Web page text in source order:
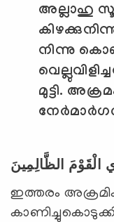
അല്ലാഹു
നിന്നു
മുട്ടി.
الْقَوْمَ الظَّالِمِينَ
ഇത്തരം